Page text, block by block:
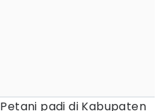
Petani padi di Kabupaten